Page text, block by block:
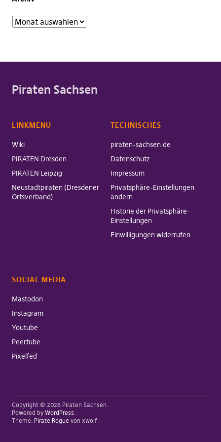
Piraten Sachsen
LINKMENÜ
Wiki
PIRATEN Dresden
PIRATEN Leipzig
Neustadtpiraten (Dresdener
Ortsverband)
TECHNISCHES
piraten-sachsen.de
Datenschutz
Impressum
Privatsphäre-Einstellungen
ändern
Historie der Privatsphäre-
Einstellungen
Einwilligungen widerrufen
SOCIAL MEDIA
Mastodon
Instagram
Youtube
Peertube
Pixelfed
Copyright © 2026 Piraten Sachsen
Powered by WordPress
Theme: Pirate Rogue von xwolf